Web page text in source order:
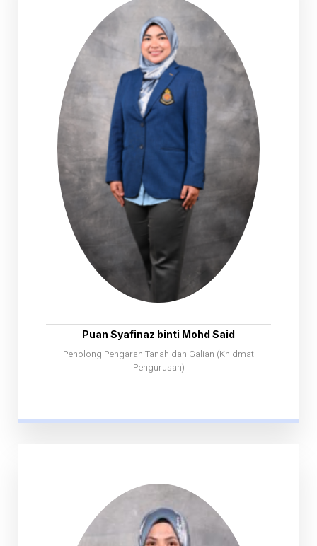
Puan Syafinaz binti Mohd Said
Penolong Pengarah Tanah dan Galian (Khidmat
Pengurusan)